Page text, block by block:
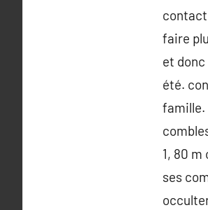
contact
faire
et
été.
famille.
1, 80
ses